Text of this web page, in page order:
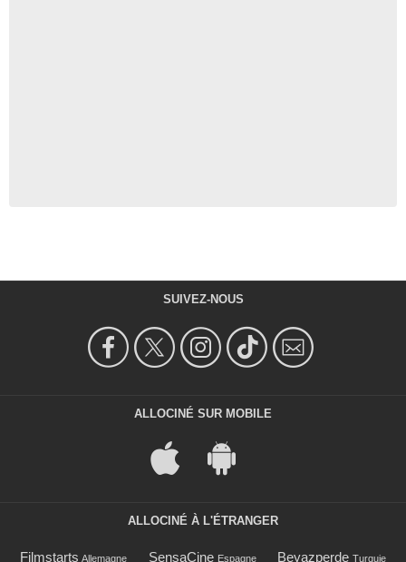
SUIVEZ-NOUS
ALLOCINÉ SUR MOBILE
ALLOCINÉ À L'ÉTRANGER
Filmstarts Allemagne SensaCine Espagne Beyazperde Turquie